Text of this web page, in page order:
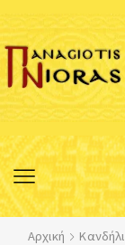
Αρχική